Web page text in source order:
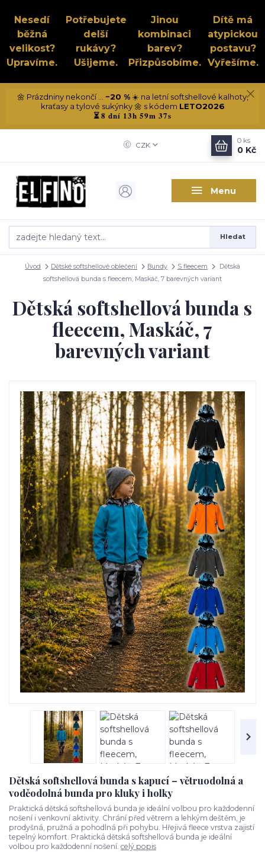
Nesedí
běžná
velikost?
Upravíme.
Potřebujete
delší
rukávy?
Ušijeme.
Jinou
kombinaci
barev?
Přizpůsobíme.
Dítě má
atypickou
postavu?
Vyřešíme.
🌼 Prázdniny nekončí ... −20 %☀️ na letní softshellové kalhoty,
kraťasy a tylové sukýnky 🌼 s kódem LETO2026
⏳8 dní 13h 59m 37s
Menu
CZK
Hledat
0 ks
0 Kč
Úvod Dětské softshellové oblečení Bundy S fleecem
Dětská
softshellová bunda s fleecem, Maskáč, 7 barevných variant
Dětská softshellová bunda s
fleecem, Maskáč, 7
barevných variant
Dětská softshellová bunda s kapucí – větruodolná a
voděodolná bunda pro kluky i holky
Praktická dětská softshellová bunda je ideální volbou pro každodenní
nošení i venkovní aktivity. Chrání před větrem a lehkým deštěm, je
prodyšná, pružná a pohodlná při pohybu. Hřejivá fleece vrstva zajistí
tepelný komfort. Praktická dětská softshellová bunda je ideální
volbou pro každodenní nošení. celý popis